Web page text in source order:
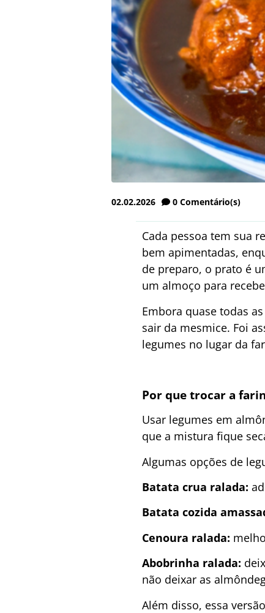
02.02.2026 0 Comentário(s)
Cada pessoa tem sua
bem apimentadas,
de preparo, o prato é
um almoço para
Embora quase todas
sair da mesmice. Foi
legumes no lugar da
Por que trocar a
Usar legumes em
que a mistura fique
Algumas opções de
Batata crua ralada:
Batata cozida
Cenoura ralada:
Abobrinha ralada:
não deixar as
Além disso, essa